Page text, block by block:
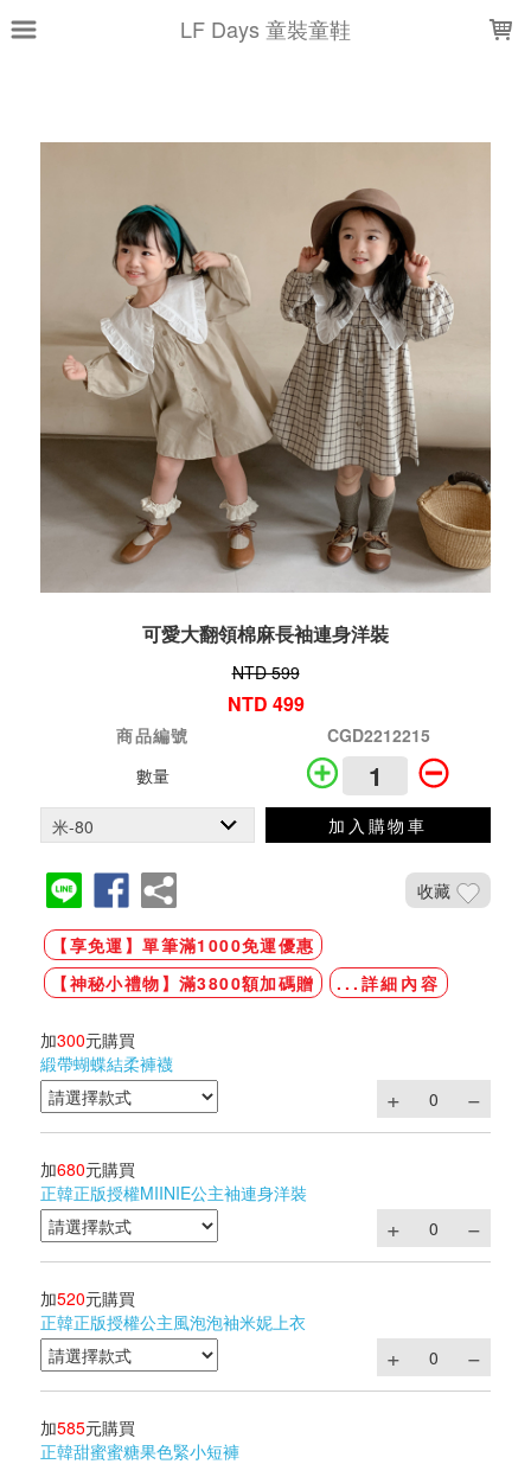
LF Days 童裝童鞋
可愛大翻領棉麻長袖連身洋裝
NTD 599
NTD 499
商品編號
CGD2212215
數量
加入購物車
收藏
【享免運】單筆滿1000免運優惠
【神秘小禮物】滿3800額加碼贈
...詳細內容
加300元購買
緞帶蝴蝶結柔褲襪
加680元購買
正韓正版授權MIINIE公主袖連身洋裝
加520元購買
正韓正版授權公主風泡泡袖米妮上衣
加585元購買
正韓甜蜜蜜糖果色緊小短褲